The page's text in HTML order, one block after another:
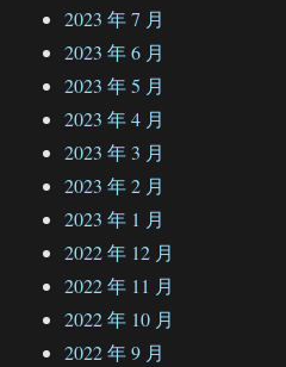
2023 年 7 月
2023 年 6 月
2023 年 5 月
2023 年 4 月
2023 年 3 月
2023 年 2 月
2023 年 1 月
2022 年 12 月
2022 年 11 月
2022 年 10 月
2022 年 9 月